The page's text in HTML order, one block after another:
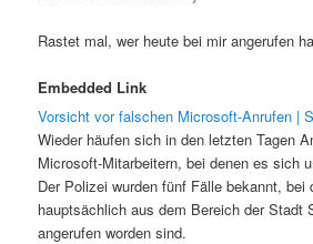
Rastet mal, wer heute bei mir angerufen
Embedded Link
Vorsicht vor falschen Microsoft-Anrufen |
Wieder häufen sich in den letzten Tagen
Microsoft-Mitarbeitern, bei denen es sich
Der Polizei wurden fünf Fälle bekannt, bei
hauptsächlich aus dem Bereich der Stadt
angerufen worden sind.